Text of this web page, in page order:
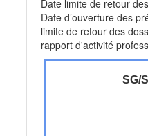
Date limite de retour
Date d’ouverture des
limite de retour des
rapport d'activité
SG/